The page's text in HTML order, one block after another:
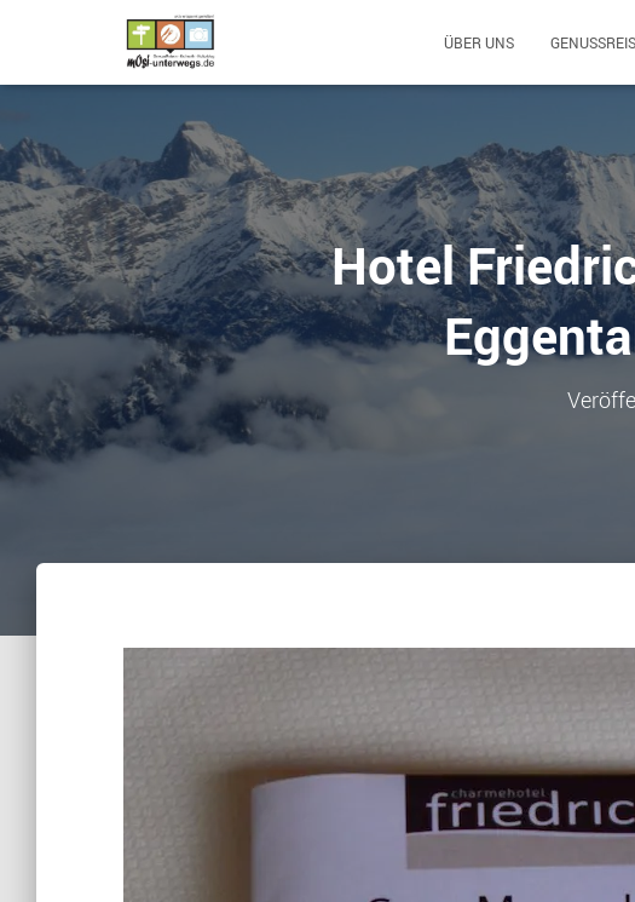
ÜBER UNS
Hotel